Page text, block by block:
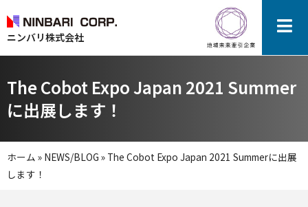
ニンバリ株式会社
The Cobot Expo Japan 2021 Summer
に出展します！
ホーム » NEWS/BLOG » The Cobot Expo Japan 2021 Summerに出展
します！